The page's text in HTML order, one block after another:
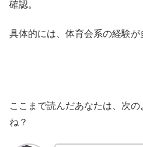
確認。
具体的には、体育会系の経験が
ここまで読んだあなたは、次
ね？